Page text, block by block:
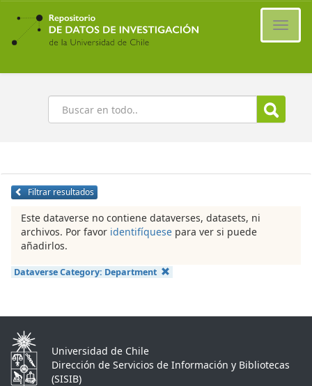
Ir
contenido
principal
Buscar
Filtrar resultados
Este dataverse no contiene dataverses, datasets, ni
archivos. Por favor identifíquese para ver si puede
añadirlos.
Dataverse Category: Department
Universidad de Chile
Dirección de Servicios de Información y Bibliotecas
(SISIB)